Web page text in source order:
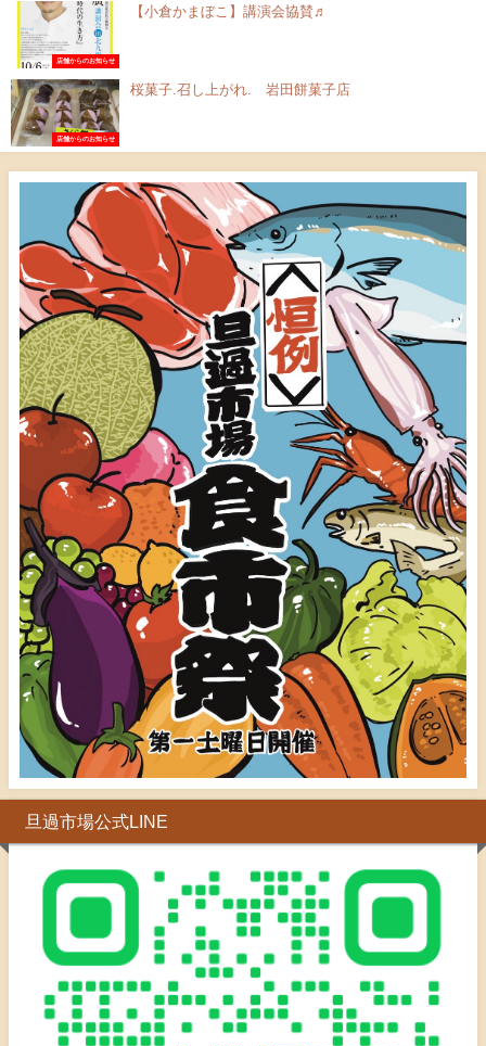
店舗からのお知らせ
【小倉かまぼこ】講演会協賛♬
店舗からのお知らせ
桜菓子.召し上がれ. 岩田餅菓子店
旦過市場公式LINE